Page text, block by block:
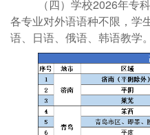
（四） 学校2026年专
各专业对外语语种不限，学
语、日语、俄语、韩语教学。